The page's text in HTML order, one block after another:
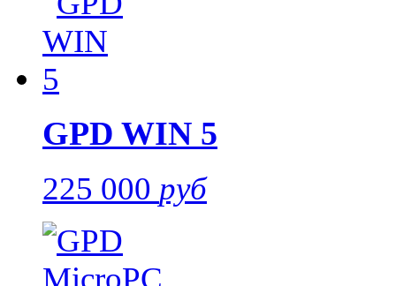
GPD WIN 5
225 000 руб